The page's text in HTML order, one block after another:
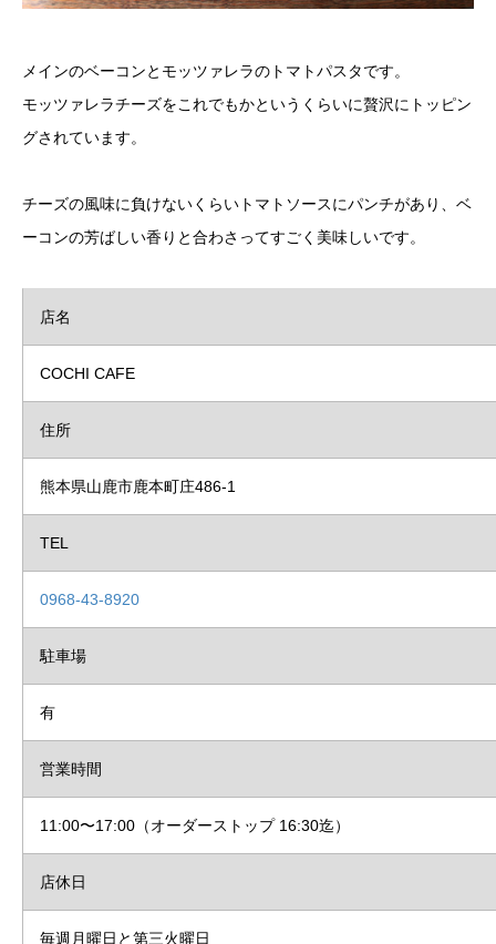
メインのベーコンとモッツァレラのトマトパスタです。
モッツァレラチーズをこれでもかというくらいに贅沢にトッピン
グされています。
チーズの風味に負けないくらいトマトソースにパンチがあり、ベ
ーコンの芳ばしい香りと合わさってすごく美味しいです。
店名
COCHI CAFE
住所
熊本県山鹿市鹿本町庄486-1
TEL
0968-43-8920
駐車場
有
営業時間
11:00〜17:00（オーダーストップ 16:30迄）
店休日
毎週月曜日と第三火曜日